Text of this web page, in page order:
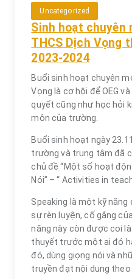
Uncategorized
Sinh hoạt
THCS Dịch Vọng
2023-2024
Buổi sinh hoạt chuyên
Vọng là cơ hội để OEG
quyết cũng như học hỏi
môn của trường.
Buổi sinh hoạt ngày
trường và trung tâm đã
chủ đề “Một số hoạt
Nói” – “ Activities in
Speaking là một kỹ
sự rèn luyện, cố gắng
năng này còn được coi
thuyết trước một ai đó
đó, dùng giọng nói và
truyền đạt nội dung theo